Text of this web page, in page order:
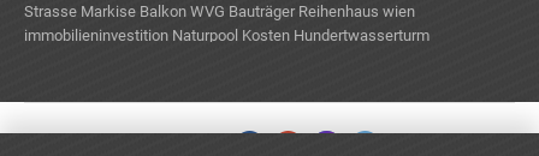
Strasse Markise Balkon WVG Bauträger Reihenhaus wien
immobilieninvestition Naturpool Kosten Hundertwasserturm